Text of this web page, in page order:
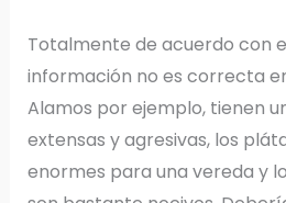
Totalmente de acuerdo con
información no es correcta
Alamos por ejemplo, tienen
extensas y agresivas, los
enormes para una vereda y